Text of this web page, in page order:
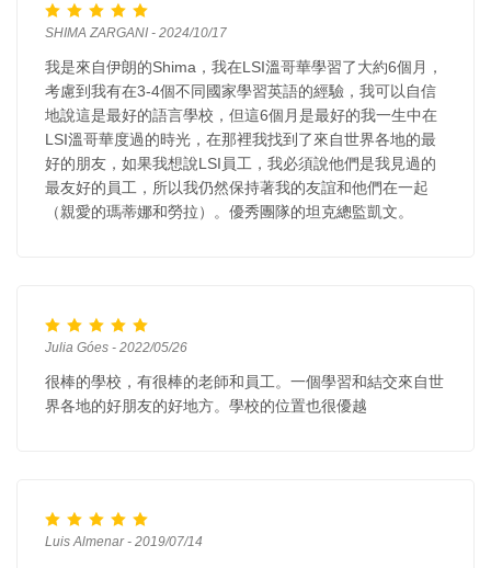
SHIMA ZARGANI - 2024/10/17
我是來自伊朗的Shima，我在LSI溫哥華學習了大約6個月，
考慮到我有在3-4個不同國家學習英語的經驗，我可以自信
地說這是最好的語言學校，但這6個月是最好的我一生中在
LSI溫哥華度過的時光，在那裡我找到了來自世界各地的最
好的朋友，如果我想說LSI員工，我必須說他們是我見過的
最友好的員工，所以我仍然保持著我的友誼和他們在一起
（親愛的瑪蒂娜和勞拉）。優秀團隊的坦克總監凱文。
Julia Góes - 2022/05/26
很棒的學校，有很棒的老師和員工。一個學習和結交來自世
界各地的好朋友的好地方。學校的位置也很優越
Luis Almenar - 2019/07/14